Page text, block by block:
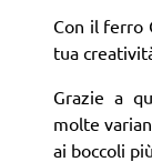
Con il ferro
tua
Grazie a
molte
ai boccoli